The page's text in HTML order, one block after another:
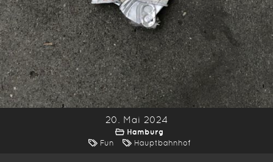
20. Mai 2024
Hamburg
Fun
Hauptbahnhof